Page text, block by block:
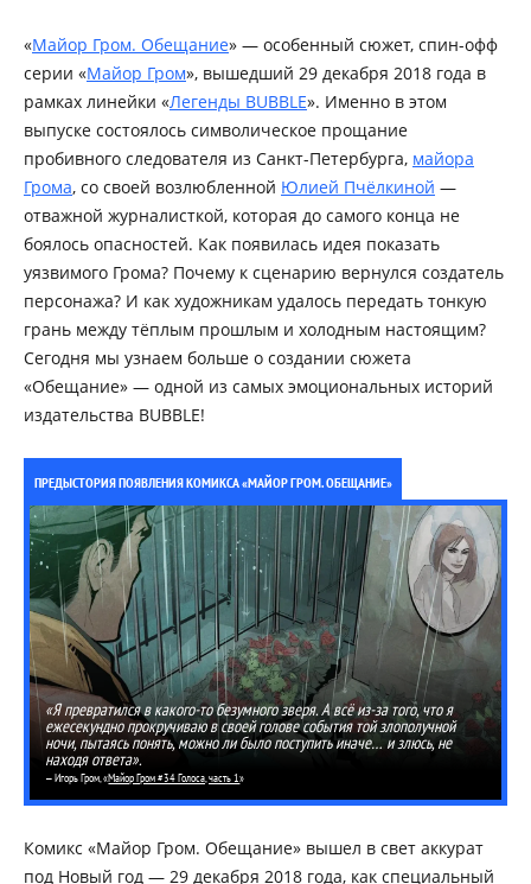
«Майор Гром. Обещание» — особенный сюжет, спин-офф
серии «Майор Гром», вышедший 29 декабря 2018 года в
рамках линейки «Легенды BUBBLE». Именно в этом
выпуске состоялось символическое прощание
пробивного следователя из Санкт-Петербурга, майора
Грома, со своей возлюбленной Юлией Пчёлкиной —
отважной журналисткой, которая до самого конца не
боялось опасностей. Как появилась идея показать
уязвимого Грома? Почему к сценарию вернулся создатель
персонажа? И как художникам удалось передать тонкую
грань между тёплым прошлым и холодным настоящим?
Сегодня мы узнаем больше о создании сюжета
«Обещание» — одной из самых эмоциональных историй
издательства BUBBLE!
ПРЕДЫСТОРИЯ ПОЯВЛЕНИЯ КОМИКСА «МАЙОР ГРОМ. ОБЕЩАНИЕ»
«Я превратился в какого-то безумного зверя. А всё из-за того, что я
ежесекундно прокручиваю в своей голове события той злополучной
ночи, пытаясь понять, можно ли было поступить иначе… и злюсь, не
находя ответа».
— Игорь Гром, «Майор Гром #34 Голоса, часть 1»
Комикс «Майор Гром. Обещание» вышел в свет аккурат
под Новый год — 29 декабря 2018 года, как специальный